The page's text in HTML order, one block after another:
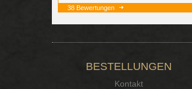
38 Bewertungen
BESTELLUNGEN
Kontakt